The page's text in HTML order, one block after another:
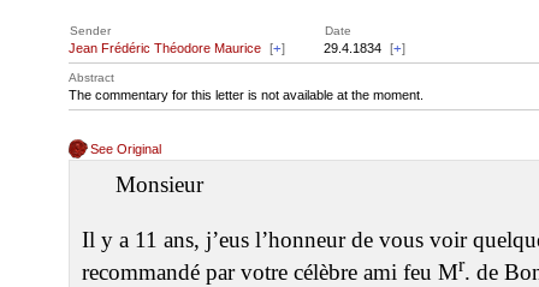
Sender Date
Jean Frédéric Théodore Maurice [+] 29.4.1834 [+]
Abstract
The commentary for this letter is not available at the moment.
See Original
Monsieur
Il y a 11 ans, j’eus l’honneur de vous voir
recommandé par votre célèbre ami feu Mr. de